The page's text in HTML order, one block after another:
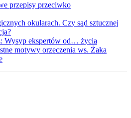
przepisy przeciwko
okularach. Czy sąd sztucznej
Wysyp ekspertów od… życia
motywy orzeczenia ws. Żaka